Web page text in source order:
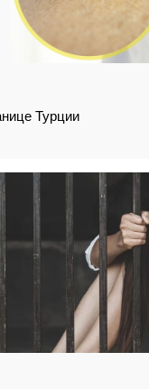
Турции